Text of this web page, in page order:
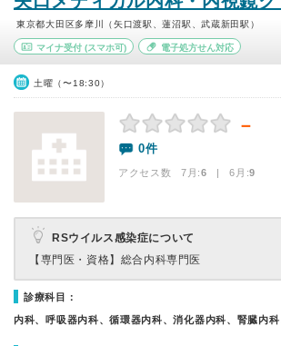
東京都大田区多摩川（矢口渡駅、蓮沼駅、武蔵新田駅）
マイナ受付 (スマホ可) 電子処方せん対応
土曜（〜18:30）
－
0件
アクセス数 7月:6 | 6月:9
RSウイルス感染症について
【専門医・資格】 総合内科専門医
診療科目：
内科、呼吸器内科、循環器内科、消化器内科、腎臓内